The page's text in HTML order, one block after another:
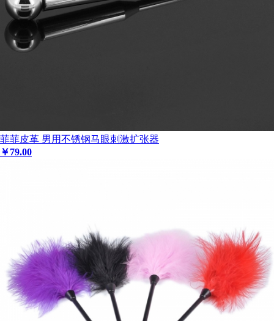
菲菲皮革 男用不锈钢马眼刺激扩张器
￥79.00